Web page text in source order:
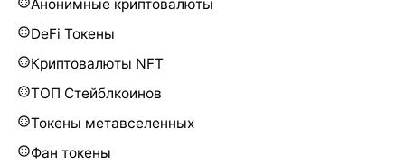
Анонимные криптовалюты
DeFi Токены
Криптовалюты NFT
ТОП Стейблкоинов
Токены метавселенных
Фан токены